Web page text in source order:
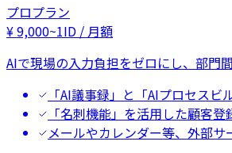
プロプラン
¥9,000~1ID / 月額
AIで現場の入力負担をゼロにし、部門
「AI議事録」と「AIプロセス
「名刺機能」を活用した顧客
メールやカレンダー等、外部